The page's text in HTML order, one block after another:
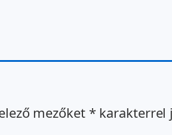
mezőket * karakterrel